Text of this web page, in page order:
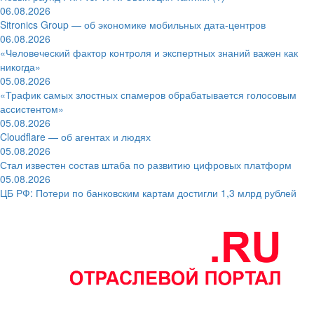
06.08.2026
Sitronics Group — об экономике мобильных дата-центров
06.08.2026
«Человеческий фактор контроля и экспертных знаний важен как
никогда»
05.08.2026
«Трафик самых злостных спамеров обрабатывается голосовым
ассистентом»
05.08.2026
Cloudflare — об агентах и людях
05.08.2026
Стал известен состав штаба по развитию цифровых платформ
05.08.2026
ЦБ РФ: Потери по банковским картам достигли 1,3 млрд рублей